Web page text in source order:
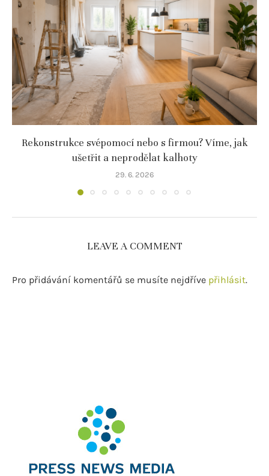
Rekonstrukce svépomocí nebo s firmou? Víme, jak
ušetřit a neprodělat kalhoty
29. 6. 2026
LEAVE A COMMENT
Pro přidávání komentářů se musíte nejdříve přihlásit.